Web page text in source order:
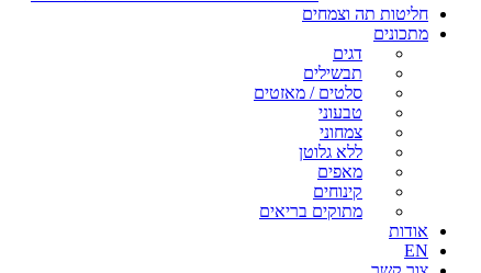
חליטות תה וצמחים
מתכונים
דגים
תבשילים
סלטים / מאזטים
טבעוני
צמחוני
ללא גלוטן
מאפים
קינוחים
מתוקים בריאים
אודות
EN